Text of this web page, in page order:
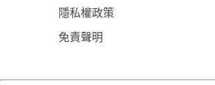
隱私權政策
免責聲明